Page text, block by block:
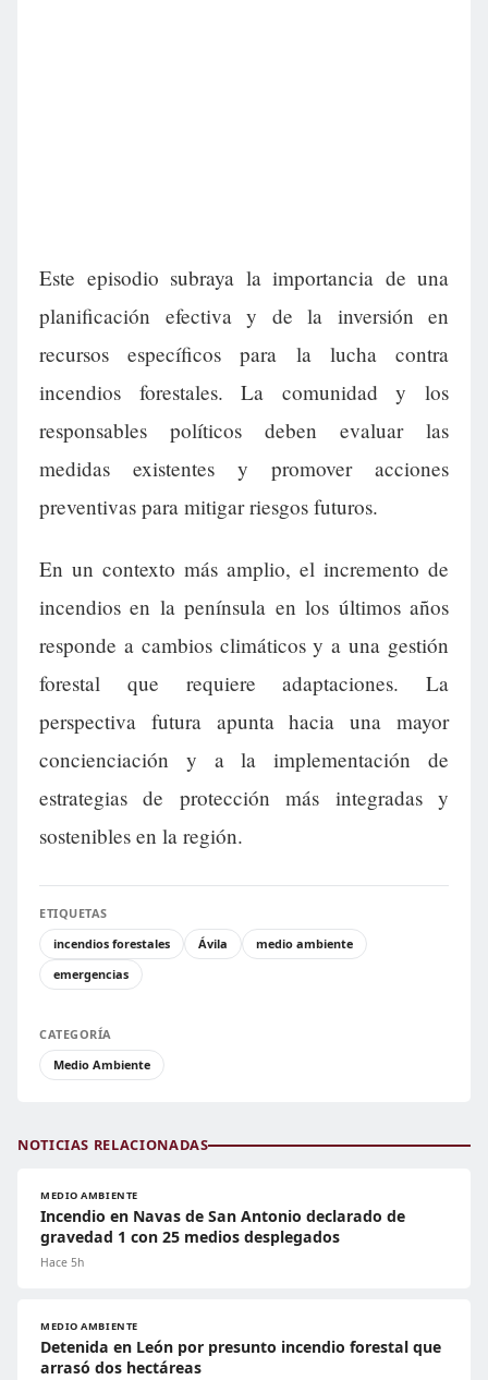
Este episodio subraya la importancia de una
planificación efectiva y de la inversión en
recursos específicos para la lucha contra
incendios forestales. La comunidad y los
responsables políticos deben evaluar las
medidas existentes y promover acciones
preventivas para mitigar riesgos futuros.
En un contexto más amplio, el incremento de
incendios en la península en los últimos años
responde a cambios climáticos y a una gestión
forestal que requiere adaptaciones. La
perspectiva futura apunta hacia una mayor
concienciación y a la implementación de
estrategias de protección más integradas y
sostenibles en la región.
ETIQUETAS
incendios forestales
Ávila
medio ambiente
emergencias
CATEGORÍA
Medio Ambiente
NOTICIAS RELACIONADAS
MEDIO AMBIENTE
Incendio en Navas de San Antonio declarado de
gravedad 1 con 25 medios desplegados
Hace 5h
MEDIO AMBIENTE
Detenida en León por presunto incendio forestal que
arrasó dos hectáreas